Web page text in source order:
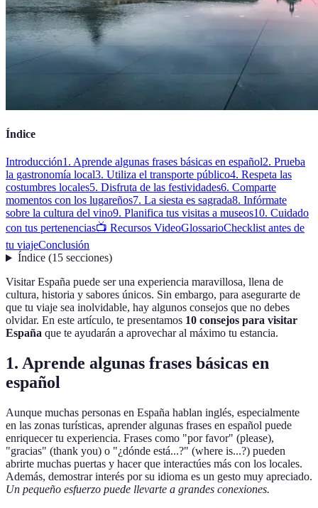
Índice
Introducción1. Aprende algunas frases básicas en español2. Prueba
la gastronomía local3. Utiliza el transporte público4. Respeta las
costumbres locales5. Disfruta de las festividades6. Comparte
momentos con los lugareños7. La siesta es sagrada8. Infórmate
sobre la cultura del vino9. Planifica tus visitas a museos10. Cuidado
con tus pertenencias📺 Recursos VideoGlossarioChecklist antes de
tu viajeConclusión
Índice(15 secciones)
Visitar España puede ser una experiencia maravillosa, llena de
cultura, historia y sabores únicos. Sin embargo, para asegurarte de
que tu viaje sea inolvidable, hay algunos consejos que no debes
olvidar. En este artículo, te presentamos 10 consejos para visitar
España que te ayudarán a aprovechar al máximo tu estancia.
1. Aprende algunas frases básicas en
español
Aunque muchas personas en España hablan inglés, especialmente
en las zonas turísticas, aprender algunas frases en español puede
enriquecer tu experiencia. Frases como "por favor" (please),
"gracias" (thank you) o "¿dónde está...?" (where is...?) pueden
abrirte muchas puertas y hacer que interactúes más con los locales.
Además, demostrar interés por su idioma es un gesto muy apreciado.
Un pequeño esfuerzo puede llevarte a grandes conexiones.